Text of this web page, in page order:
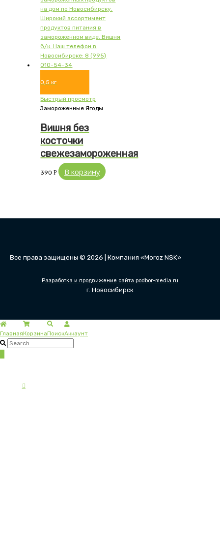
0,5 кг
Быстрый просмотр
Замороженные Ягоды
Вишня без
косточки
свежезамороженная
390Р В корзину
Все права защищены © 2026 | Компания «Moroz NSK»
Разработка и продвижение сайта podbor-media.ru
г. Новосибирск
ГлавнаяКорзинаПоискАккаунт